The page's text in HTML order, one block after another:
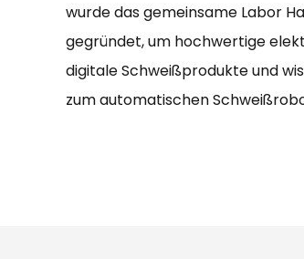
wurde das gemeinsame Labor
gegründet, um hochwertige
digitale Schweißprodukte und
zum automatischen